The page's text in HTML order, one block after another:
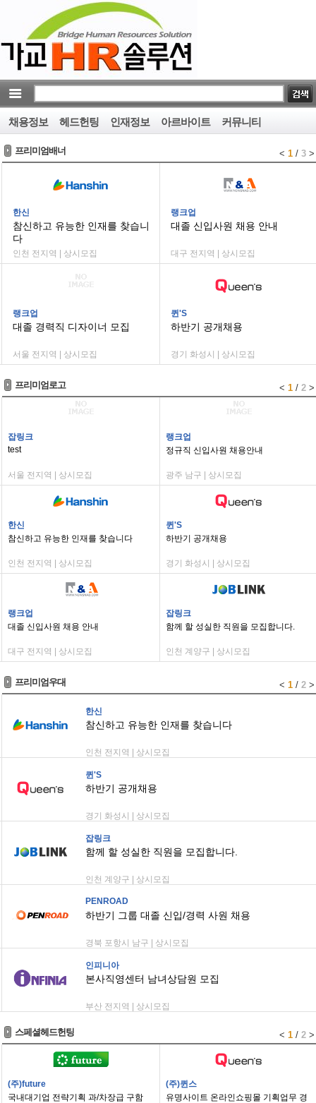
채용정보 헤드헌팅 인재정보 아르바이트 커뮤니티
프리미엄배너 < 1 / 3 >
한신
참신하고 유능한 인재를 찾습니
다
인천 전지역 | 상시모집
랭크업
대졸 신입사원 채용 안내
대구 전지역 | 상시모집
랭크업
대졸 경력직 디자이너 모집
서울 전지역 | 상시모집
퀸'S
하반기 공개채용
경기 화성시 | 상시모집
프리미엄로고 < 1 / 2 >
잡링크
test
서울 전지역 | 상시모집
랭크업
정규직 신입사원 채용안내
광주 남구 | 상시모집
한신
참신하고 유능한 인재를 찾습니다
인천 전지역 | 상시모집
퀸'S
하반기 공개채용
경기 화성시 | 상시모집
랭크업
대졸 신입사원 채용 안내
대구 전지역 | 상시모집
잡링크
함께 할 성실한 직원을 모집합니다.
인천 계양구 | 상시모집
프리미엄우대 < 1 / 2 >
한신
참신하고 유능한 인재를 찾습니다
인천 전지역 | 상시모집
퀸'S
하반기 공개채용
경기 화성시 | 상시모집
잡링크
함께 할 성실한 직원을 모집합니다.
인천 계양구 | 상시모집
PENROAD
하반기 그룹 대졸 신입/경력 사원 채용
경북 포항시 남구 | 상시모집
인피니아
본사직영센터 남녀상담원 모집
부산 전지역 | 상시모집
스페셜헤드헌팅 < 1 / 2 >
(주)future
국내대기업 전략기획 과/차장급 구함
(주)퀸스
유명사이트 온라인쇼핑몰 기획업무 경